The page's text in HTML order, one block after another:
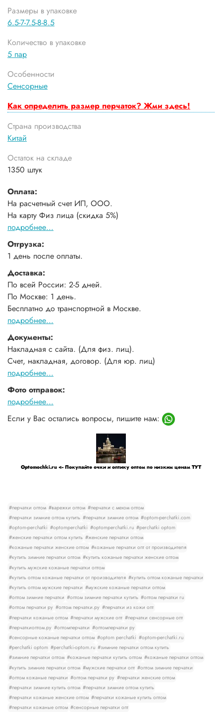
Размеры в упаковке
6.5-7-7.5-8-8.5
Количество в упаковке
5 пар
Особенности
Сенсорные
Как определить размер перчаток? Жми здесь!
Страна производства
Китай
Остаток на складе
1350 штук
Оплата:
На расчетный счет ИП, ООО.
На карту Физ лица (скидка 5%)
подробнее...
Отгрузка:
1 день после оплаты.
Доставка:
По всей России: 2-5 дней.
По Москве: 1 день.
Бесплатно до транспортной в Москве.
подробнее...
Документы:
Накладная с сайта. (Для физ. лиц).
Счет, накладная, договор. (Для юр. лиц)
подробнее...
Фото отправок:
подробнее...
Если у Вас остались вопросы, пишите нам:
Optomochki.ru <-- Покупайте очки и оптику оптом по низким ценам ТУТ
#перчатки оптом #варежки оптом #перчатки с мехом оптом
#перчатки зимние оптом купить #перчатки зимние оптом #optom-perchatki.com
#optom-perchatki #optomperchatki #optomperchatki.ru #perchatki optom
#женские перчатки оптом купить #женские перчатки оптом
#кожаные перчатки женские оптом #кожаные перчатки опт от производителя
#купить зимние перчатки оптом #купить кожаные перчатки женские оптом
#купить мужские кожаные перчатки оптом
#купить оптом кожаные перчатки от производителя #купить оптом кожаные перчатки
#купить оптом мужские перчатки #мужские кожаные перчатки оптом
#оптом зимние перчатки #оптом зимние перчатки купить #оптом перчатки ru
#оптом перчатки ру #оптом перчатки.ру #перчатки из кожи опт
#перчатки кожаные оптом #перчатки мужские опт #перчатки сенсорные опт
#перчаткиоптом.ру #оптомперчатки #оптомперчатки ру
#сенсорные кожаные перчатки оптом #optom perchatki #optom-perchatki.ru
#perchatki optom #perchatki-optom.ru #зимние перчатки оптом купить
#зимние перчатки оптом #кожаные перчатки купить оптом #кожаные перчатки оптом
#купить зимние перчатки оптом #мужские перчатки опт #оптом зимние перчатки
#оптом кожаные перчатки #оптом перчатки ру #перчатки женские оптом
#перчатки зимние купить оптом #перчатки зимние оптом купить
#перчатки кожаные женские оптом #перчатки кожаные купить оптом
#перчатки кожаные оптом #сенсорные перчатки опт